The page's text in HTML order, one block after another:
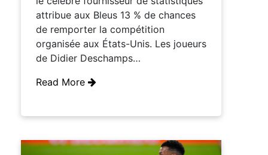
attribue aux Bleus 13 % de chances
de remporter la compétition
organisée aux États-Unis. Les joueurs
de Didier Deschamps…
Read More